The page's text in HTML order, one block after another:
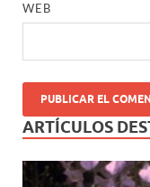
WEB
ARTÍCULOS